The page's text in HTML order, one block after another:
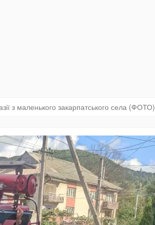
з маленького закарпатського села (ФОТО)